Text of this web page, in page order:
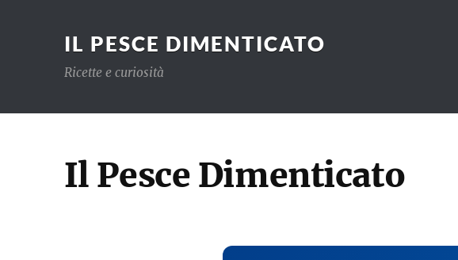
IL PESCE DIMENTICATO
Ricette e curiosità
Il Pesce Dimenticato